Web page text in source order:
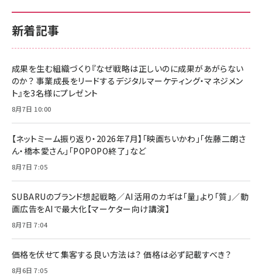
新着記事
成果を生む組織づくり『なぜ戦略は正しいのに成果があがらない
のか？ 事業成長をリードするデジタルマーケティング・マネジメン
ト』を3名様にプレゼント
8月7日 10:00
【ネットミーム振り返り・2026年7月】「映画ちいかわ」「佐藤二朗さ
ん・橋本愛さん」「POPOPO終了」など
8月7日 7:05
SUBARUのブランド想起戦略／AI活用のカギは「量」より「質」／動
画広告をAIで最大化【マーケター向け講演】
8月7日 7:04
価格を伏せて集客する良い方法は？ 価格は必ず記載すべき？
8月6日 7:05